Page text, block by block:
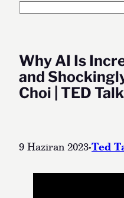
Why AI Is
and
Choi | TED
9 Haziran 2023·Ted